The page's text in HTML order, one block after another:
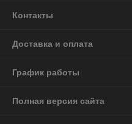
Контакты
Доставка и оплата
График работы
Полная версия сайта